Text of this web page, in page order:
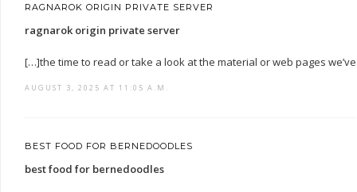
RAGNAROK ORIGIN PRIVATE SERVER
ragnarok origin private server
[…]the time to read or take a look at the material or web pages
AUGUST 3, 2025 AT 11:05 A.M.
BEST FOOD FOR BERNEDOODLES
best food for bernedoodles